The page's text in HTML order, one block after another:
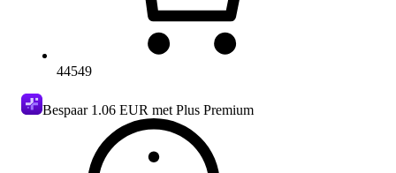
44549
Bespaar 1.06 EUR met Plus Premium